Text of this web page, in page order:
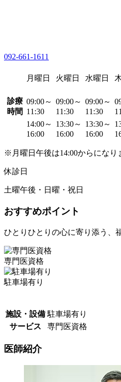
092-661-1611
月曜日 火曜日 水曜日
診療
時間
09:00～
11:30
09:00～
11:30
09:00～
11:30
14:00～
16:00
13:30～
16:00
13:30～
16:00
※月曜日午後は14:00からになり
休診日
土曜午後・日曜・祝日
おすすめポイント
ひとりひとりの心に寄り添う、
専門医資格
駐車場有り
施設・設備 駐車場有り
サービス
専門医資格
医師紹介